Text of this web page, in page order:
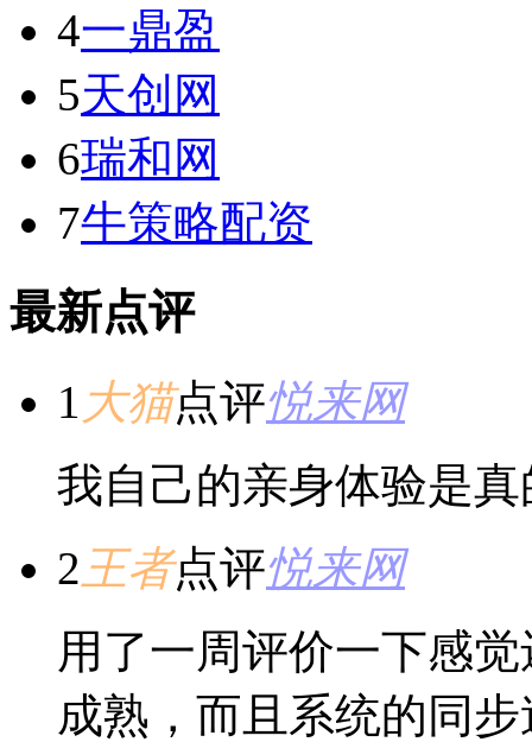
4一鼎盈
5天创网
6瑞和网
7牛策略配资
最新点评
1 大猫点评悦来网
我自己的亲身体验是
2 王者点评悦来网
用了一周评价一下感
成熟，而且系统的同